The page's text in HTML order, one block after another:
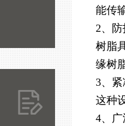
能传
2、
树脂
缘树
3、
这种
4、